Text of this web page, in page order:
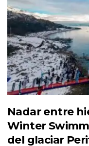
Nadar entre
Winter
del glaciar